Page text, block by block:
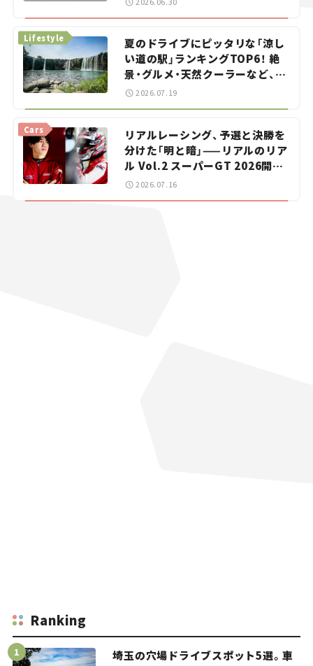
夏のドライブにピッタリな「涼し
い道の駅」ランキングTOP6！ 絶
景・グルメ・天然クーラーなど、避
暑におすすめのスポットを紹介
Lifestyle
2026.07.19
リアルレーシング、予選と決勝を
分けた「明と暗」——リアルのリア
ル Vol.2 スーパーGT 2026開幕
戦 岡山国際サーキット
Cars
2026.07.16
Ranking
埼玉の穴場ドライブスポット5選。車